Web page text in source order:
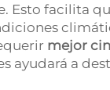
Esto facilita
mejor
ayudará a